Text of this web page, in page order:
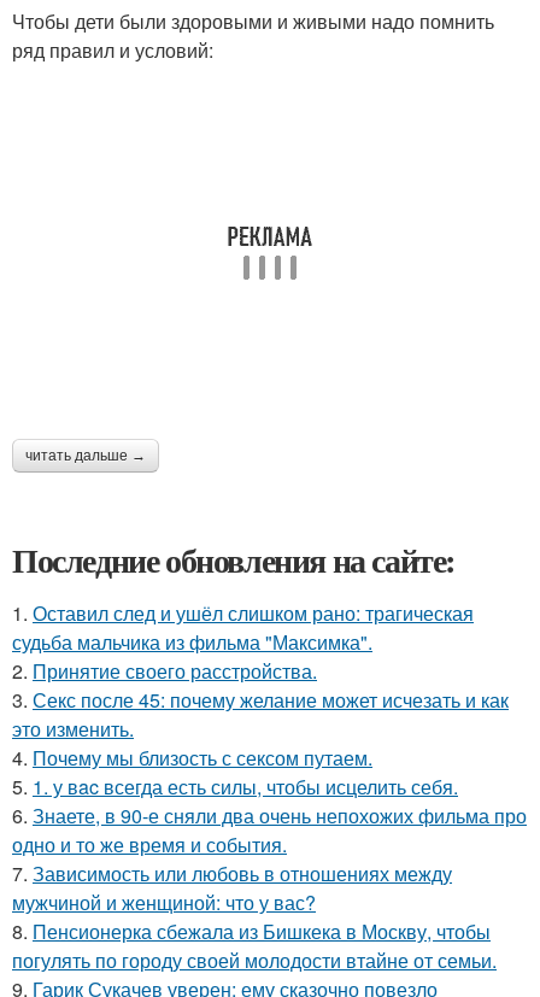
Чтобы дети были здоровыми и живыми надо помнить
ряд правил и условий:
читать дальше →
Последние обновления на сайте:
1. Оставил след и ушёл слишком рано: трагическая
судьба мальчика из фильма "Максимка".
2. Принятие своего расстройства.
3. Секс после 45: почему желание может исчезать и как
это изменить.
4. Почему мы близость с сексом путаем.
5. 1. у вac всегда есть силы, чтобы исцелить себя.
6. Знаете, в 90-е сняли два очень непохожих фильма про
одно и то же время и события.
7. Зависимость или любовь в отношениях между
мужчиной и женщиной: что у вас?
8. Пенсионерка сбежала из Бишкека в Москву, чтобы
погулять по городу своей молодости втайне от семьи.
9. Гарик Сукачев уверен: ему сказочно повезло